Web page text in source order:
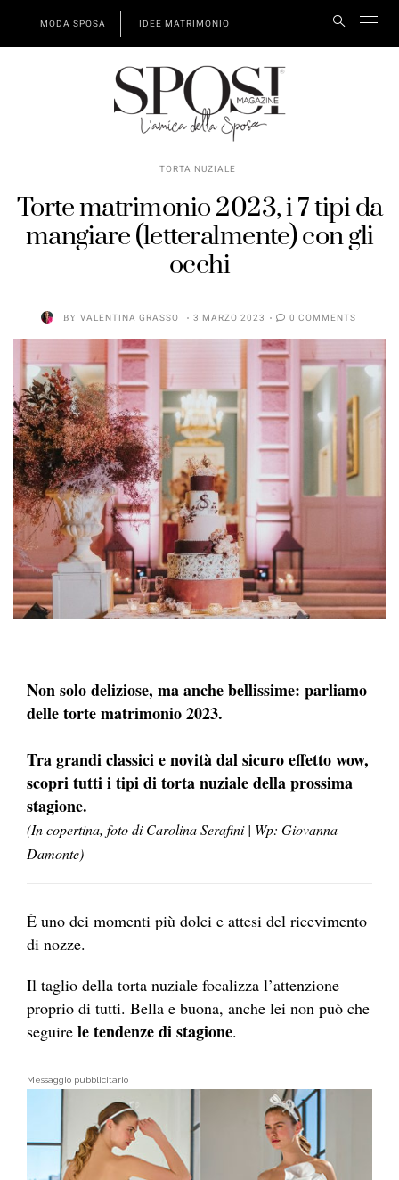
MODA SPOSA IDEE MATRIMONIO
TORTA NUZIALE
Torte matrimonio 2023, i 7 tipi da
mangiare (letteralmente) con gli
occhi
BY VALENTINA GRASSO 3 MARZO 2023 0 COMMENTS
Non solo deliziose, ma anche bellissime: parliamo
delle torte matrimonio 2023.
Tra grandi classici e novità dal sicuro effetto wow,
scopri tutti i tipi di torta nuziale della prossima
stagione.
(In copertina, foto di Carolina Serafini | Wp: Giovanna
Damonte)
È uno dei momenti più dolci e attesi del ricevimento
di nozze.
Il taglio della torta nuziale focalizza l’attenzione
proprio di tutti. Bella e buona, anche lei non può che
seguire le tendenze di stagione.
Messaggio pubblicitario